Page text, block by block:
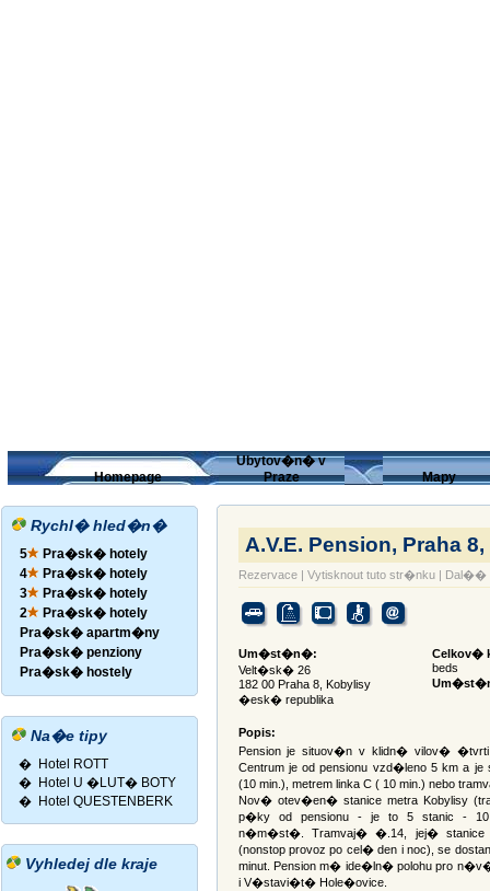
Homepage
Ubytov�n� v
Praze
Mapy
Rychl� hled�n�
5
Pra�sk� hotely
4
Pra�sk� hotely
3
Pra�sk� hotely
2
Pra�sk� hotely
Pra�sk� apartm�ny
Pra�sk� penziony
Pra�sk� hostely
Na�e tipy
� Hotel ROTT
� Hotel U �LUT� BOTY
� Hotel QUESTENBERK
Vyhledej dle kraje
A.V.E. Pension, Praha
Rezervace | Vytisknout tuto str�nku | Dal��
Um�st�n�:
Velt�sk� 26
182 00 Praha 8, Kobylisy
�esk� republika
Celkov�
beds
Popis:
Pension je situov�n v klidn� vilov� �tvrti
Centrum je od pensionu vzd�leno 5 km a je
(10 min.), metrem linka C ( 10 min.) nebo
Nov� otev�en� stanice metra Kobylisy
p�ky od pensionu - je to 5 stanic -
n�m�st�. Tramvaj� �.14, jej� stanice
(nonstop provoz po cel� den i noc), se
minut. Pension m� ide�ln� polohu pro
i V�stavi�t� Hole�ovice.